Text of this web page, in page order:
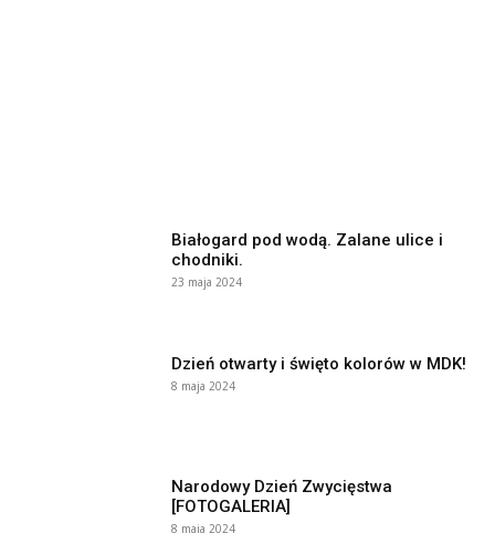
Białogard pod wodą. Zalane ulice i
chodniki.
23 maja 2024
Dzień otwarty i święto kolorów w MDK!
8 maja 2024
Narodowy Dzień Zwycięstwa
[FOTOGALERIA]
8 maja 2024